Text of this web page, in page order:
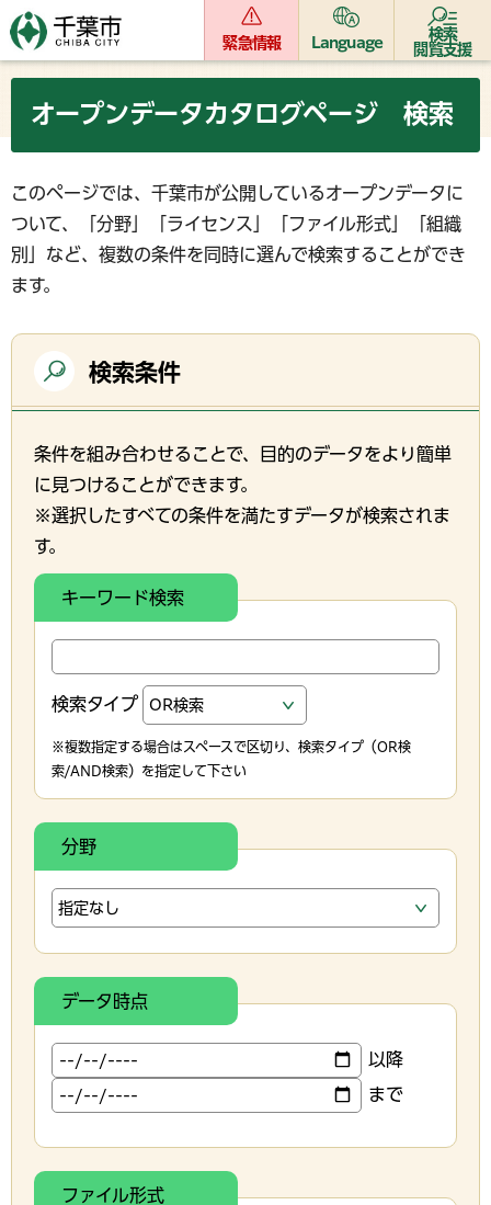
緊急情報 Language
検索
閲覧支援
オープンデータカタログページ 検索
このページでは、千葉市が公開しているオープンデータに
ついて、「分野」「ライセンス」「ファイル形式」「組織
別」など、複数の条件を同時に選んで検索することができ
ます。
検索条件
条件を組み合わせることで、目的のデータをより簡単
に見つけることができます。
※選択したすべての条件を満たすデータが検索されま
す。
キーワード検索
検索タイプ
※複数指定する場合はスペースで区切り、検索タイプ（OR検
索/AND検索）を指定して下さい
分野
データ時点
以降
まで
ファイル形式